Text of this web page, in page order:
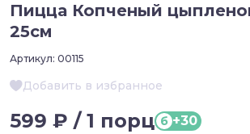
Пицца Копченый
25см
Артикул: 00115
Добавить в избранное
599 ₽ / 1 порц б +30